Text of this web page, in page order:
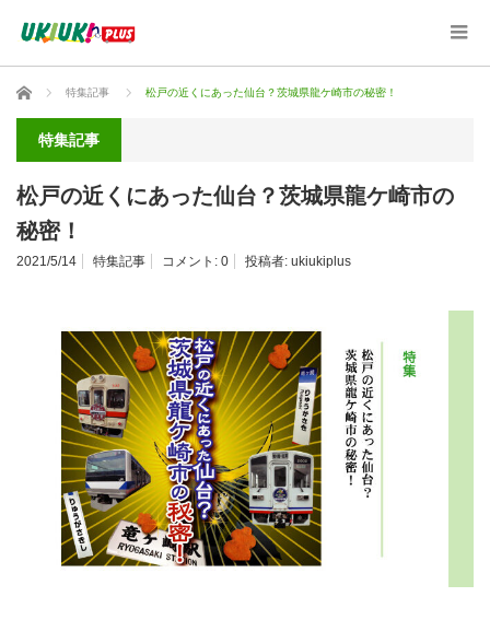
ホーム 特集記事 松戸の近くにあった仙台？茨城県龍ケ崎市の秘密！
特集記事
松戸の近くにあった仙台？茨城県龍ケ崎市の
秘密！
2021/5/14 特集記事 コメント: 0 投稿者: ukiukiplus